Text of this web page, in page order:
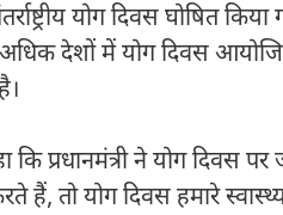
योग दिवस घोषित
देशों में योग दिवस आयोजित
कि प्रधानमंत्री ने योग दिवस
हैं, तो योग दिवस हमारे